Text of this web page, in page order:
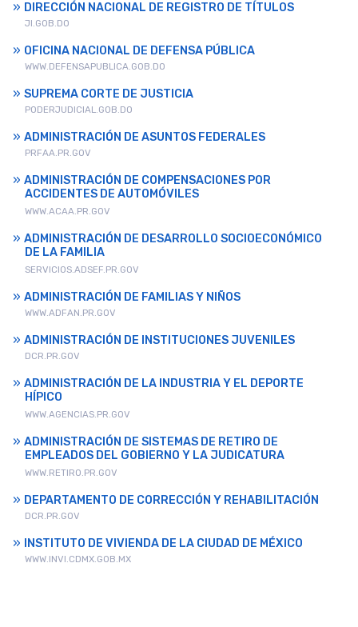
DIRECCIÓN NACIONAL DE REGISTRO DE TÍTULOS
JI.GOB.DO
OFICINA NACIONAL DE DEFENSA PÚBLICA
WWW.DEFENSAPUBLICA.GOB.DO
SUPREMA CORTE DE JUSTICIA
PODERJUDICIAL.GOB.DO
ADMINISTRACIÓN DE ASUNTOS FEDERALES
PRFAA.PR.GOV
ADMINISTRACIÓN DE COMPENSACIONES POR
ACCIDENTES DE AUTOMÓVILES
WWW.ACAA.PR.GOV
ADMINISTRACIÓN DE DESARROLLO SOCIOECONÓMICO
DE LA FAMILIA
SERVICIOS.ADSEF.PR.GOV
ADMINISTRACIÓN DE FAMILIAS Y NIÑOS
WWW.ADFAN.PR.GOV
ADMINISTRACIÓN DE INSTITUCIONES JUVENILES
DCR.PR.GOV
ADMINISTRACIÓN DE LA INDUSTRIA Y EL DEPORTE
HÍPICO
WWW.AGENCIAS.PR.GOV
ADMINISTRACIÓN DE SISTEMAS DE RETIRO DE
EMPLEADOS DEL GOBIERNO Y LA JUDICATURA
WWW.RETIRO.PR.GOV
DEPARTAMENTO DE CORRECCIÓN Y REHABILITACIÓN
DCR.PR.GOV
INSTITUTO DE VIVIENDA DE LA CIUDAD DE MÉXICO
WWW.INVI.CDMX.GOB.MX